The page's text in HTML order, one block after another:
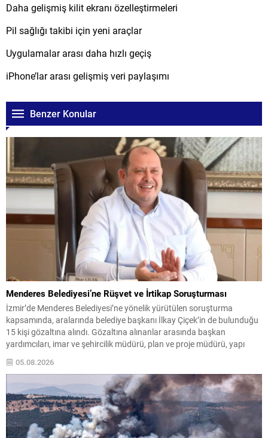
Daha gelişmiş kilit ekranı özelleştirmeleri
Pil sağlığı takibi için yeni araçlar
Uygulamalar arası daha hızlı geçiş
iPhone’lar arası gelişmiş veri paylaşımı
Benzer Konular
Menderes Belediyesi’ne Rüşvet ve İrtikap Soruşturması
İzmir’de Menderes Belediyesi’ne yönelik yürütülen soruşturma
kapsamında, aralarında belediye başkanı İlkay Çiçek’in de bulunduğu
15 kişi gözaltına alındı. Gözaltına alınanlar arasında başkan
yardımcıları, imar ve şehircilik müdürü, plan ve proje müdürü, yapı
Soruşturma iddialarına göre belediyede, yapı kullanım izni...
05.08.2026